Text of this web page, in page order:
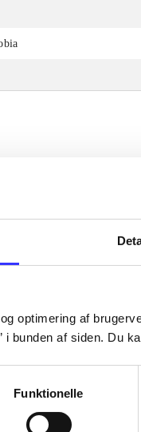
optimering af
bunden af siden. Du
Funktionelle